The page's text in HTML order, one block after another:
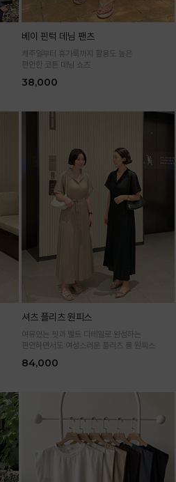
베이 핀턱 데님 팬츠
캐주얼부터 휴가룩까지 활용도 높은
편안한 코튼 데님 쇼츠
38,000
셔츠 플리츠 원피스
여유있는 핏과 벨트 디테일로 완성하는
편안하면서도 여성스러운 플리츠 롱 원피스
84,000